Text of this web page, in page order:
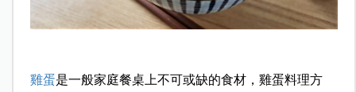
雞蛋是一般家庭餐桌上不可或缺的食材，雞蛋料理方